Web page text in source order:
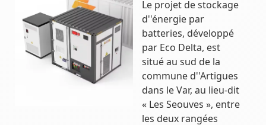
Le projet de stockage
d''énergie par
batteries, développé
par Eco Delta, est
situé au sud de la
commune d''Artigues
dans le Var, au lieu-dit
« Les Seouves », entre
les deux rangées